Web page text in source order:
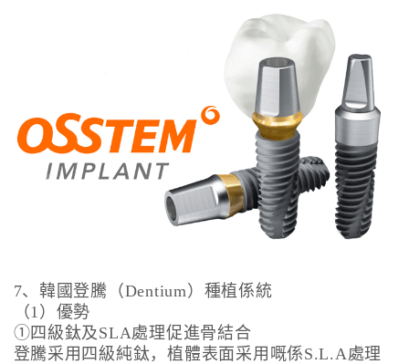
7、韓國登騰（Dentium）種植係統
（1）優勢
①四級鈦及SLA處理促進骨結合
登騰采用四級純鈦，植體表面采用嘅係S.L.A處理